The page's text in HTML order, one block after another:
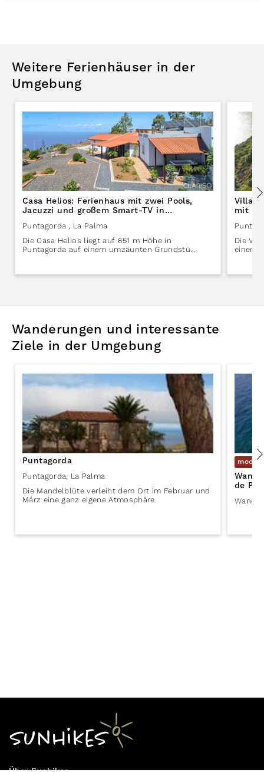
Weitere Ferienhäuser in der
Umgebung
Casa Helios: Ferienhaus mit zwei Pools,
Jacuzzi und großem Smart-TV in
Puntagorda auf La Palma
Puntagorda
, La Palma
Die Casa Helios liegt auf 651 m Höhe in
Puntagorda auf einem umzäunten Grundstü…
Villa
mit
Die
einer
Wanderungen und interessante
Ziele in der Umgebung
Puntagorda
Punta­gorda
La Palma
Die Mandelblüte verleiht dem Ort im Februar und
März eine ganz eigene Atmosphäre
de